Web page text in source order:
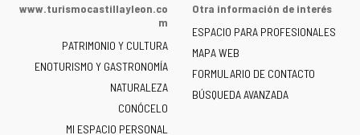
la
de
Castilla
y
León
-
www.turismocastillayleon.co
m
PATRIMONIO Y CULTURA
ENOTURISMO Y GASTRONOMÍA
NATURALEZA
CONÓCELO
MI ESPACIO PERSONAL
Otra información de interés
ESPACIO PARA PROFESIONALES
MAPA WEB
FORMULARIO DE CONTACTO
BÚSQUEDA AVANZADA